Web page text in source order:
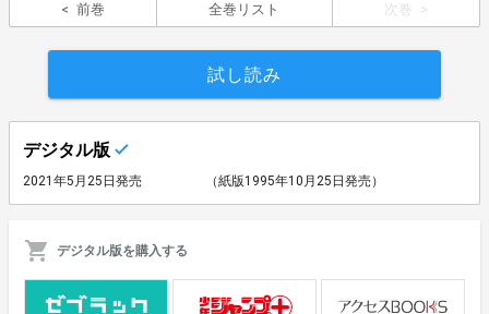
前巻 全巻リスト 次巻
試し読み
デジタル版
2021年5月25日発売 （紙版1995年10月25日発売）
デジタル版を購入する